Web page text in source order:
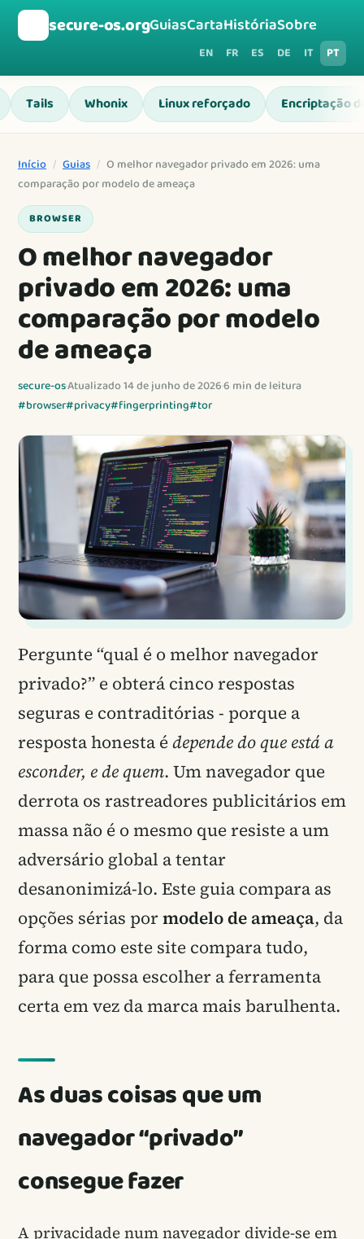
secure-os.orgGuiasCartaHistóriaSobre
EN FR ES DE IT PT
Tails Whonix Linux reforçado Encriptação
Início / Guias / O melhor navegador privado em 2026: uma
comparação por modelo de ameaça
BROWSER
O melhor navegador
privado em 2026: uma
comparação por modelo
de ameaça
secure-os·Atualizado 14 de junho de 2026·6 min de leitura
#browser#privacy#fingerprinting#tor
Pergunte “qual é o melhor navegador
privado?” e obterá cinco respostas
seguras e contraditórias - porque a
resposta honesta édepende do que está a
esconder, e de quem. Um navegador que
derrota os rastreadores publicitários em
massa não é o mesmo que resiste a um
adversário global a tentar
desanonimizá-lo. Este guia compara as
opções sérias pormodelo de ameaça, da
forma como este site compara tudo,
para que possa escolher a ferramenta
certa em vez da marca mais barulhenta.
As duas coisas que um
navegador “privado”
consegue fazer
A privacidade num navegador divide-se em